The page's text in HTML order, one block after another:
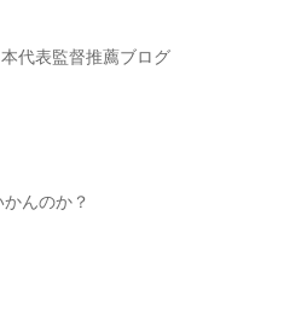
代表監督推薦ブログ
んのか？